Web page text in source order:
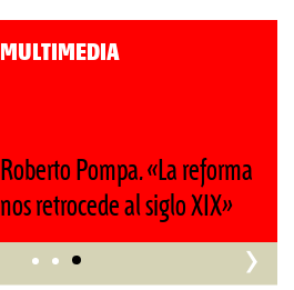
MULTIMEDIA
Roberto Pompa. «La reforma
nos retrocede al siglo XIX»
›